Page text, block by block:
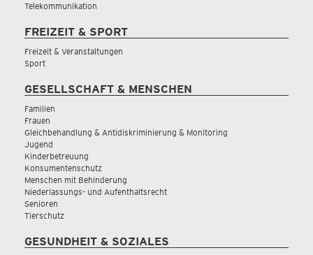
Telekommunikation
FREIZEIT & SPORT
Freizeit & Veranstaltungen
Sport
GESELLSCHAFT & MENSCHEN
Familien
Frauen
Gleichbehandlung & Antidiskriminierung & Monitoring
Jugend
Kinderbetreuung
Konsumentenschutz
Menschen mit Behinderung
Niederlassungs- und Aufenthaltsrecht
Senioren
Tierschutz
GESUNDHEIT & SOZIALES